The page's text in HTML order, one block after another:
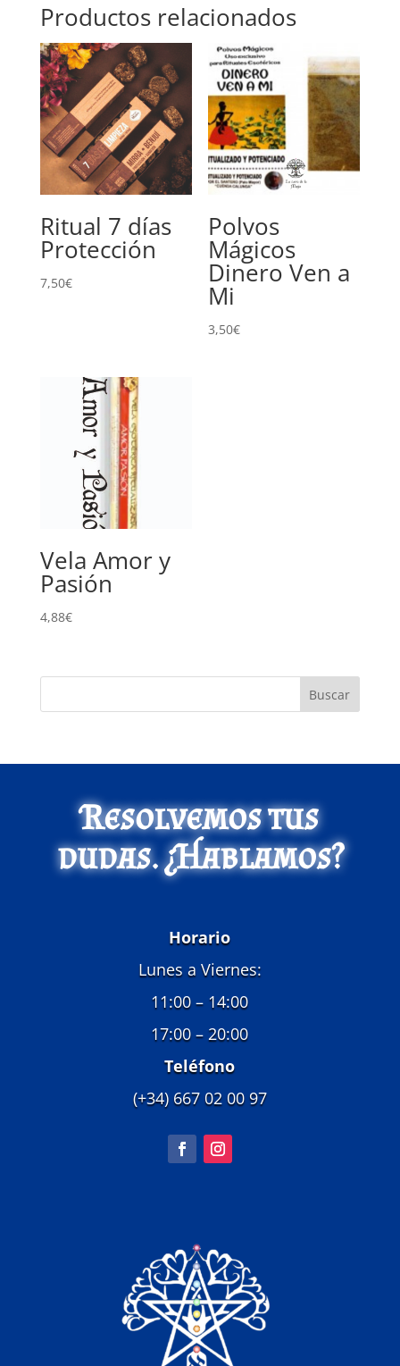
Productos relacionados
Ritual 7 días
Protección
7,50€
Polvos
Mágicos
Dinero Ven a
Mi
3,50€
Vela Amor y
Pasión
4,88€
Buscar
Resolvemos tus
dudas. ¿Hablamos?
Horario
Lunes a Viernes:
11:00 – 14:00
17:00 – 20:00
Teléfono
(+34) 667 02 00 97